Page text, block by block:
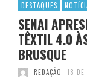
DESTAQUES
SENAI
TÊXTIL 4.0
BRUSQUE
REDAÇÃO 18 DE